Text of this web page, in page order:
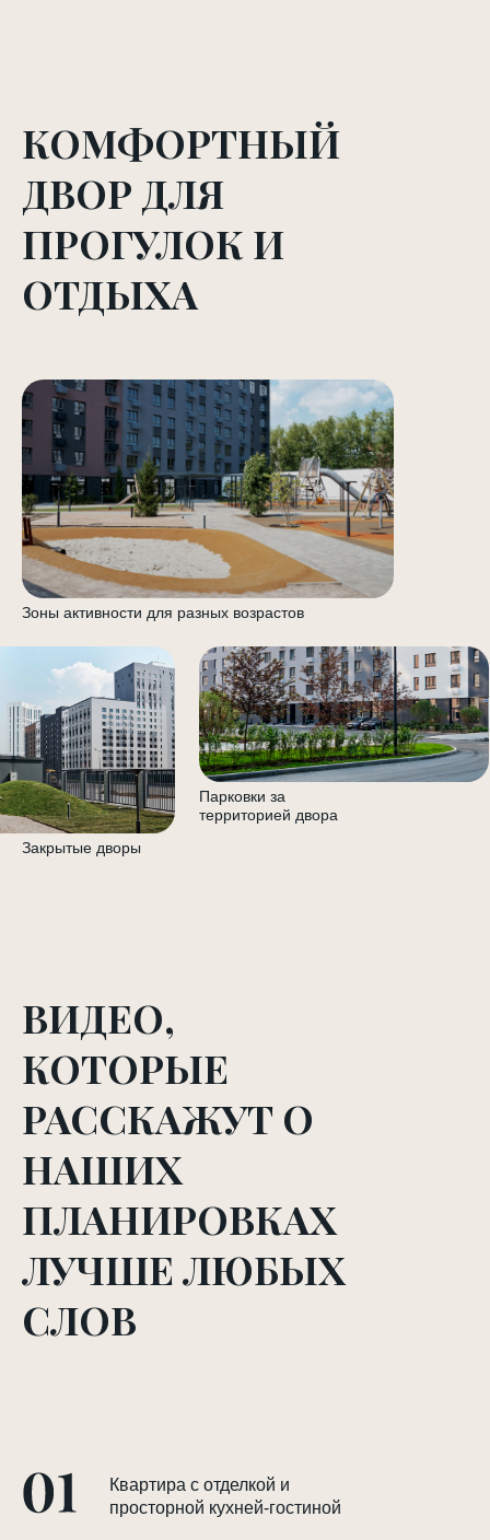
КОМФОРТНЫЙ
ДВОР ДЛЯ
ПРОГУЛОК И
ОТДЫХА
Зоны активности для разных возрастов
Парковки за
территорией двора
Закрытые дворы
ВИДЕО,
КОТОРЫЕ
РАССКАЖУТ О
НАШИХ
ПЛАНИРОВКАХ
ЛУЧШЕ ЛЮБЫХ
СЛОВ
Квартира с отделкой и
просторной кухней-гостиной